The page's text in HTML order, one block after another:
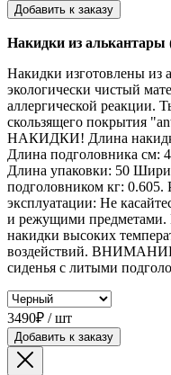
Добавить к заказу
Накидки из алькантары
Накидки изготовлены из
экологически чистый
аллергической реакции.
скользящего покрытия
НАКИДКИ! Длина
Длина подголовника см:
Длина упаковки: 50
подголовником кг: 0.605.
эксплуатации: Не
и режущими предметами.
накидки высоких
воздействий.
сиденья с литыми
3490₽ / шт
Добавить к заказу